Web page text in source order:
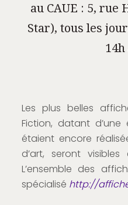
au CAUE : 5, rue
Star), tous les
14h
Les plus belles
Fiction, datant
étaient encore
d’art, seront
L’ensemble des
spécialisé http://